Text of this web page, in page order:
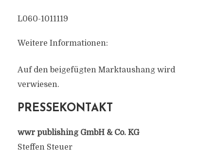
L060-1011119
Weitere Informationen:
Auf den beigefügten Marktaushang wird
verwiesen.
PRESSEKONTAKT
wwr publishing GmbH & Co. KG
Steffen Steuer